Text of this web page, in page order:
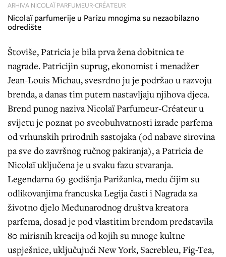
Nicolaï parfumerije u Parizu mnogima su nezaobilazno
odredište
ARHIVA NICOLAÏ PARFUMEUR-CRÉATEUR
Štoviše, Patricia je bila prva žena dobitnica te
nagrade. Patricijin suprug, ekonomist i menadžer
Jean-Louis Michau, svesrdno ju je podržao u razvoju
brenda, a danas tim putem nastavljaju njihova djeca.
Brend punog naziva Nicolaï Parfumeur-Créateur u
svijetu je poznat po sveobuhvatnosti izrade parfema
od vrhunskih prirodnih sastojaka (od nabave sirovina
pa sve do završnog ručnog pakiranja), a Patricia de
Nicolaï uključena je u svaku fazu stvaranja.
Legendarna 69-godišnja Parižanka, među čijim su
odlikovanjima francuska Legija časti i Nagrada za
životno djelo Međunarodnog društva kreatora
parfema, dosad je pod vlastitim brendom predstavila
80 mirisnih kreacija od kojih su mnoge kultne
uspješnice, uključujući New York, Sacrebleu, Fig-Tea,